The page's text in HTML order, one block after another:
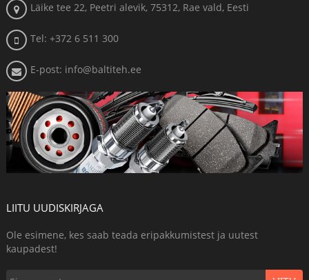
Läike tee 22, Peetri alevik, 75312, Rae vald, Eesti
Tel: +372 6 511 300
E-post: info@baltiteh.ee
LIITU UUDISKIRJAGA
Ole esimene, kes saab teada eripakkumistest ja uutest
kaupadest!